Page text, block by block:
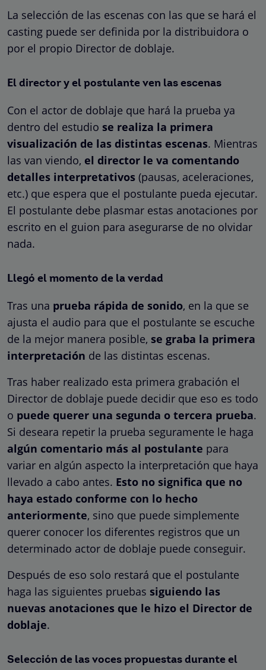
La selección de las escenas con las que se hará el
casting puede ser definida por la distribuidora o
por el propio Director de doblaje.
El director y el postulante ven las escenas
Con el actor de doblaje que hará la prueba ya
dentro del estudio se realiza la primera
visualización de las distintas escenas. Mientras
las van viendo, el director le va comentando
detalles interpretativos (pausas, aceleraciones,
etc.) que espera que el postulante pueda ejecutar.
El postulante debe plasmar estas anotaciones por
escrito en el guion para asegurarse de no olvidar
nada.
Llegó el momento de la verdad
Tras una prueba rápida de sonido, en la que se
ajusta el audio para que el postulante se escuche
de la mejor manera posible, se graba la primera
interpretación de las distintas escenas.
Tras haber realizado esta primera grabación el
Director de doblaje puede decidir que eso es todo
o puede querer una segunda o tercera prueba.
Si deseara repetir la prueba seguramente le haga
algún comentario más al postulante para
variar en algún aspecto la interpretación que haya
llevado a cabo antes. Esto no significa que no
haya estado conforme con lo hecho
anteriormente, sino que puede simplemente
querer conocer los diferentes registros que un
determinado actor de doblaje puede conseguir.
Después de eso solo restará que el postulante
haga las siguientes pruebas siguiendo las
nuevas anotaciones que le hizo el Director de
doblaje.
Selección de las voces propuestas durante el